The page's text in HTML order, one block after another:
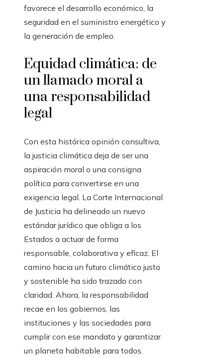
favorece el desarrollo económico, la
seguridad en el suministro energético y
la generación de empleo.
Equidad climática: de
un llamado moral a
una responsabilidad
legal
Con esta histórica opinión consultiva,
la justicia climática deja de ser una
aspiración moral o una consigna
política para convertirse en una
exigencia legal. La Corte Internacional
de Justicia ha delineado un nuevo
estándar jurídico que obliga a los
Estados a actuar de forma
responsable, colaborativa y eficaz. El
camino hacia un futuro climático justo
y sostenible ha sido trazado con
claridad. Ahora, la responsabilidad
recae en los gobiernos, las
instituciones y las sociedades para
cumplir con ese mandato y garantizar
un planeta habitable para todos.